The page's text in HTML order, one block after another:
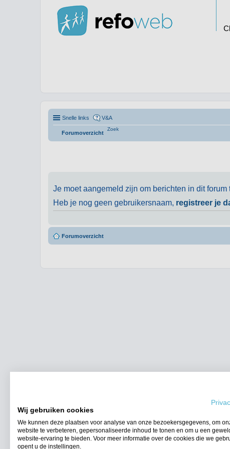
Snelle links V&A
Forumoverzicht
Zoek
Je moet aangemeld zijn om berichten in dit forum
Heb je nog geen gebruikersnaam, registreer je
Forumoverzicht
Wij gebruiken cookies
We kunnen deze plaatsen voor analyse van onze bezoekersgegevens, om
website te verbeteren, gepersonaliseerde inhoud te tonen en om u een
website-ervaring te bieden. Voor meer informatie over de cookies die we
opent u de instellingen.